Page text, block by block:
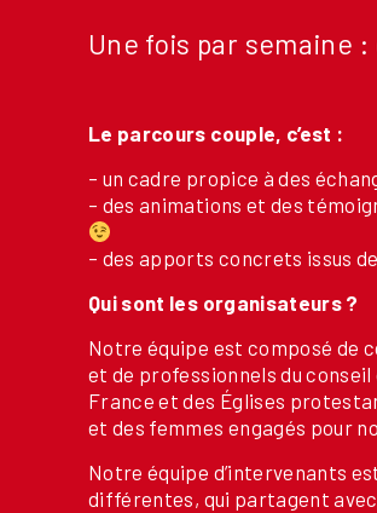
Une fois par semaine
Le parcours couple, c’est :
– un cadre propice à des
– des animations et des
– des apports concrets issus
Qui sont les organisateurs ?
Notre équipe est composé de
et de professionnels du
France et des Églises
et des femmes engagés pour
Notre équipe d’intervenants
différentes, qui partagent